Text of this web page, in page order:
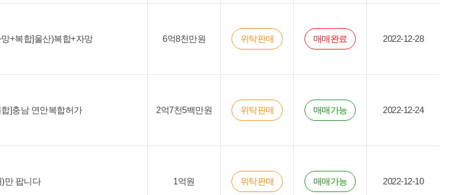
+복합]울산)복합+자망 6억8천만원 위탁판매 매매완료 2022-12-28
]충남 연안복합허가 2억7천5백만원 위탁판매 매매가능 2022-12-24
만 팝니다 1억원 위탁판매 매매가능 2022-12-10